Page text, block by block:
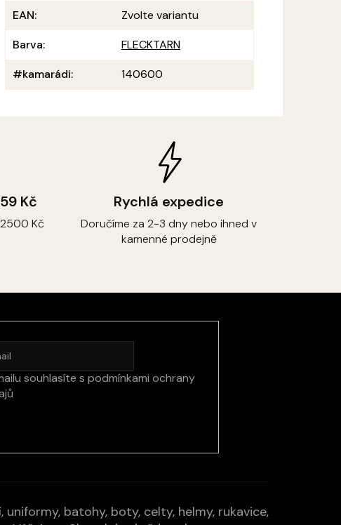
Kč
Kč
Rychlá expedice
Doručíme za 2-3 dny nebo ihned v
kamenné prodejně
EAN:
Zvolte variantu
Barva:
FLECKTARN
#kamarádi: 140600
souhlasíte s podmínkami ochrany
batohy, boty, celty, helmy, rukavice,